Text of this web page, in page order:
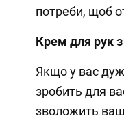
потреби, щоб
Крем для рук
Якщо у вас
зробить для
зволожить